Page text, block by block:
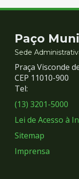
e
Redes
Sociais
Paço
Sede
Praça Visconde
CEP 11010-900
Tel:
(13) 3201-5000
Lei de Acesso à
Sitemap
Imprensa